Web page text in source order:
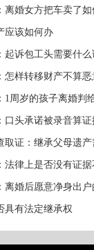
离婚女方把车卖了如
应该如何办
起诉包工头需要什么
怎样转移财产不算恶
1周岁的孩子离婚判
口头承诺被录音算证
取证：继承父母遗
法律上是否没有证
离婚后愿意净身出
具有法定继承权